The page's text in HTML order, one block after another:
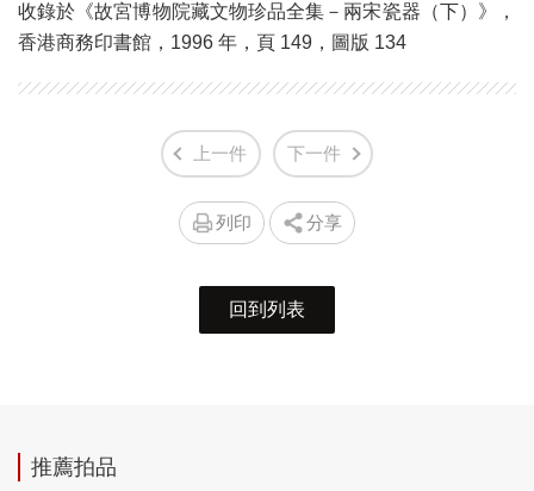
收錄於《故宮博物院藏文物珍品全集－兩宋瓷器（下）》，
香港商務印書館，1996 年，頁 149，圖版 134
上一件 下一件
列印 分享
回到列表
推薦拍品